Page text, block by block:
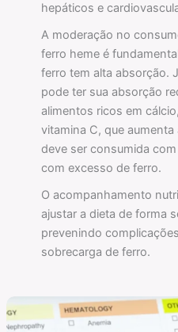
hepáticos e
A moderação no
ferro heme é
ferro tem alta absorção.
pode ter sua absorção
alimentos ricos em
vitamina C, que
deve ser consumida
com excesso de ferro.
O acompanhamento
ajustar a dieta de forma
prevenindo
sobrecarga de ferro.
Alimentos
bons